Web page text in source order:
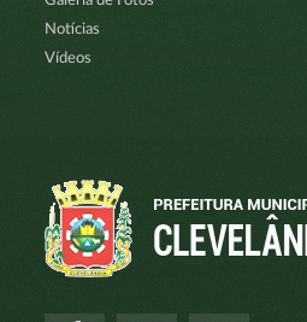
Notícias
Vídeos